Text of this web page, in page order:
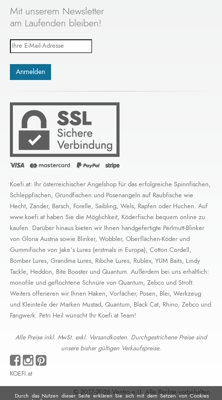
Durch das Nutzen dieser Seite erklären Sie sich mit dem Setzen von Cookies
Mit unserem Newsletter
am Laufenden bleiben!
Koefi.at: Ihr österreichischer Angelshop für das erfolgreiche Spinnfischen,
Schleppfischen, Grundfischen und Posenangeln auf Raubfische wie
Hecht, Zander, Barsch, Forelle, Saibling, Wels, Rapfen oder Huchen. Auf
www.koefi.at haben Sie die Möglichkeit, Köderfische bequem online zu
kaufen. Darüber hinaus bieten wir Ihnen handgefertigte Perlmutt-Blinker
von Gloria Austria sowie Blinker, Wobbler, Oberflächen-Köder und
Gummifische von Jake’s Lures (erstmals in Europa), Cotton Cordell,
Bomber Lures, Grandma Lures, Ribche Lures, Rublex, YUM Baits, Lindy
Tackle, Heddon, Bite Booster und Quantum. Außerdem bei uns erhältlich:
monofile und geflochtene Schnüre von Quantum, Zebco und Stroft.
Weiters offerieren wir Ihnen Haken, Vorfächer, Posen, Blei, Werkzeug
und Kleinteile der Marken Mustad, Quantum, Black Cat, Rhino, Zebco und
Fangwerk. Petri Heil wünscht Ihr Koefi.at Team!
Alle Preise inkl. MwSt. exkl. Versandkosten. Durchgestrichene Preise sind
unsere bisher gültigen Verkaufspreise.
KOEFI.at
© 2017-2026 Ventro e.U. Alle Rechte vorbehalten.